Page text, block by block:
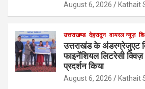
August 6, 2026 Kathait
उत्तराखण्ड देहरादून वायरल न्यूज़
उत्तराखंड के अंडरग्रेजुएट
फाइनेंशियल लिटरेसी
प्रदर्शन किया
August 6, 2026 Kathait